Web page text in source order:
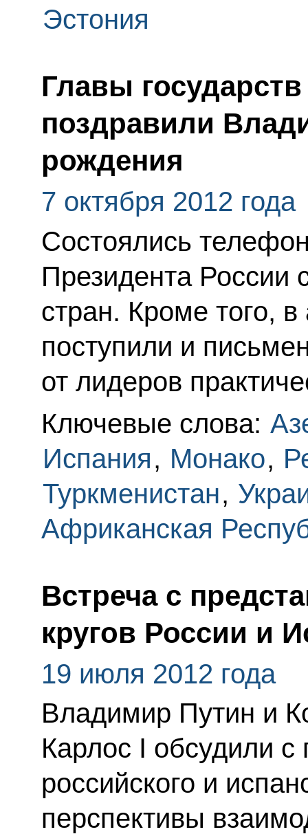
Эстония
Главы
поздравили
рождения
7 октября 2012 года
Состоялись
Президента России
стран. Кроме того,
поступили и
от лидеров
Ключевые слова:
Испания, Монако,
Туркменистан,
Африканская
Встреча с
кругов России и
19 июля 2012 года
Владимир Путин и
Карлос I обсудили с
российского и
перспективы